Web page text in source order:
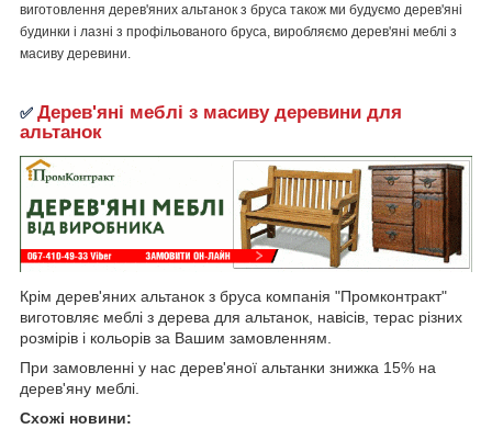
виготовлення дерев'яних альтанок з бруса також ми будуємо дерев'яні
будинки і лазні з профільованого бруса, виробляємо дерев'яні меблі з
масиву деревини.
✅ Дерев'яні меблі з масиву деревини для
альтанок
Крім дерев'яних альтанок з бруса компанія "Промконтракт"
виготовляє меблі з дерева для альтанок, навісів, терас різних
розмірів і кольорів за Вашим замовленням.
При замовленні у нас дерев'яної альтанки знижка 15% на
дерев'яну меблі.
Схожі новини: